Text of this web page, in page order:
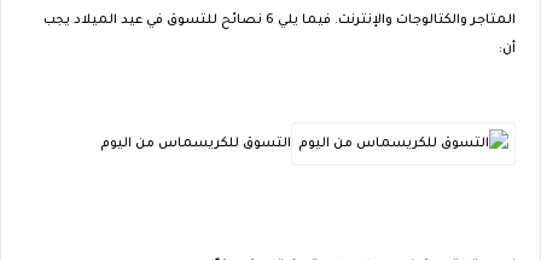
المتاجر والكتالوجات والإنترنت. فيما يلي 6 نصائح للتسوق في عيد الميلاد يجب
أن:
التسوق للكريسماس من اليوم